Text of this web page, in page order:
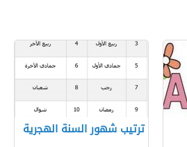
ترتيب شهور السنة الهجرية